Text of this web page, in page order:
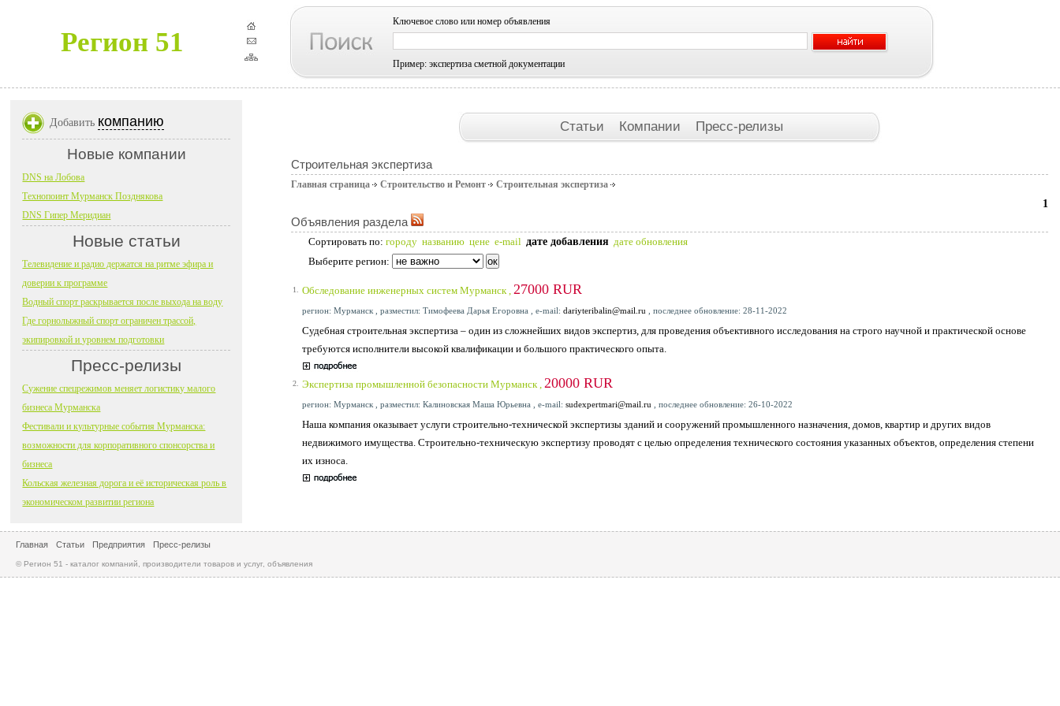
Регион 51
Ключевое слово или номер объявления
Пример: экспертиза сметной документации
Статьи Компании Пресс-релизы
Строительная экспертиза
Главная страница Строительство и Ремонт Строительная экспертиза
1
Объявления раздела
Сортировать по: городу названию цене e-mail дате добавления дате обновления
Выберите регион:
1. Обследование инженерных систем Мурманск , 27000 RUR
регион: Мурманск , разместил: Тимофеева Дарья Егоровна , e-mail: dariyteribalin@mail.ru , последнее обновление: 28-11-2022
Судебная строительная экспертиза – один из сложнейших видов экспертиз, для проведения объективного исследования на строго научной и практической основе
требуются исполнители высокой квалификации и большого практического опыта.
2. Экспертиза промышленной безопасности Мурманск , 20000 RUR
регион: Мурманск , разместил: Калиновская Маша Юрьевна , e-mail: sudexpertmari@mail.ru , последнее обновление: 26-10-2022
Наша компания оказывает услуги строительно-технической экспертизы зданий и сооружений промышленного назначения, домов, квартир и других видов
недвижимого имущества. Строительно-техническую экспертизу проводят с целью определения технического состояния указанных объектов, определения степени
их износа.
Добавить компанию
Новые компании
DNS на Лобова
Технопоинт Мурманск Позднякова
DNS Гипер Меридиан
Новые статьи
Телевидение и радио держатся на ритме эфира и
доверии к программе
Водный спорт раскрывается после выхода на воду
Где горнолыжный спорт ограничен трассой,
экипировкой и уровнем подготовки
Пресс-релизы
Сужение спецрежимов меняет логистику малого
бизнеса Мурманска
Фестивали и культурные события Мурманска:
возможности для корпоративного спонсорства и
бизнеса
Кольская железная дорога и её историческая роль в
экономическом развитии региона
Главная Статьи Предприятия Пресс-релизы
© Регион 51 - каталог компаний, производители товаров и услуг, объявления